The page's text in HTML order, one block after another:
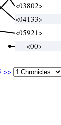
>>
<03802>
<04133>
<05921>
<00>